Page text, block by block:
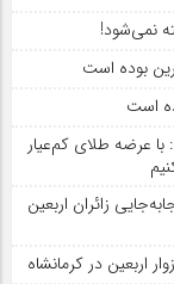
نمی‌شود!
بوده است
است
کرمانشاه: با عرضه طلای کم‌عیار
زائران اربعین